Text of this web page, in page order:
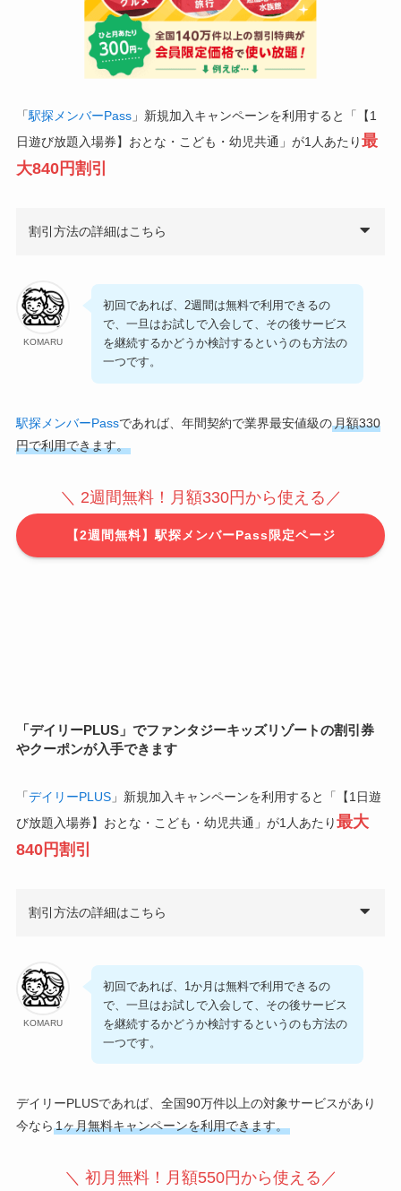
「駅探メンバーPass」新規加入キャンペーンを利用すると「【1
日遊び放題入場券】おとな・こども・幼児共通」が1人あたり最
大840円割引
割引方法の詳細はこちら
KOMARU
初回であれば、2週間は無料で利用できるの
で、一旦はお試しで入会して、その後サービス
を継続するかどうか検討するというのも方法の
一つです。
駅探メンバーPassであれば、年間契約で業界最安値級の月額330
円で利用できます。
＼ 2週間無料！月額330円から使える／
【2週間無料】駅探メンバーPass限定ページ
「デイリーPLUS」でファンタジーキッズリゾートの割引券
やクーポンが入手できます
「デイリーPLUS」新規加入キャンペーンを利用すると「【1日遊
び放題入場券】おとな・こども・幼児共通」が1人あたり最大
840円割引
割引方法の詳細はこちら
KOMARU
初回であれば、1か月は無料で利用できるの
で、一旦はお試しで入会して、その後サービス
を継続するかどうか検討するというのも方法の
一つです。
デイリーPLUSであれば、全国90万件以上の対象サービスがあり
今なら 1ヶ月無料キャンペーンを利用できます。
＼ 初月無料！月額550円から使える／